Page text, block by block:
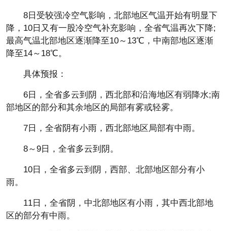
8日受较强冷空气影响，北部地区气温开始有明显下
降，10日又有一股冷空气补充影响，全省气温再次下降;
最高气温北部地区逐渐降至10～13℃，中南部地区逐渐
降至14～18℃。
具体预报：
6日，全省多云到阴，西北部和沿海地区有弱降水;南
部地区的部分和其余地区的局部有雾或轻雾。
7日，全省阴有小雨，西北部地区局部有中雨。
8～9日，全省多云到阴。
10日，全省多云到阴，西部、北部地区部分有小
雨。
11日，全省阴，中北部地区有小雨，其中西北部地
区的部分有中雨。